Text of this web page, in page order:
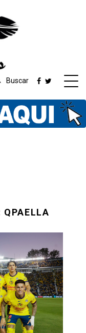
Buscar
QPAELLA